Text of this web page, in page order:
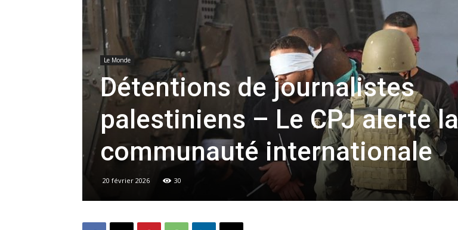
Le Monde
Détentions de journalistes
palestiniens – Le CPJ alerte la
communauté internationale
20 février 2026 30